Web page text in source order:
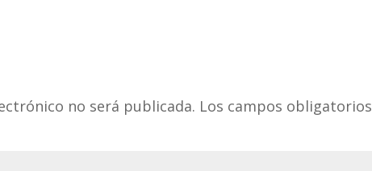
no será publicada. Los campos obligatorios